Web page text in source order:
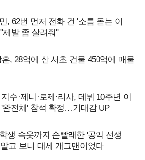
, 62번 먼저 전화 건 '소름 돋는 이
발 좀 살려줘"
, 28억에 산 서초 건물 450억에 매물
수·제니·로제·리사, 데뷔 10주년 이
'완전체' 참석 확정…기대감 UP
생 속옷까지 손빨래한 '공익 선생
고 보니 대세 개그맨이었다